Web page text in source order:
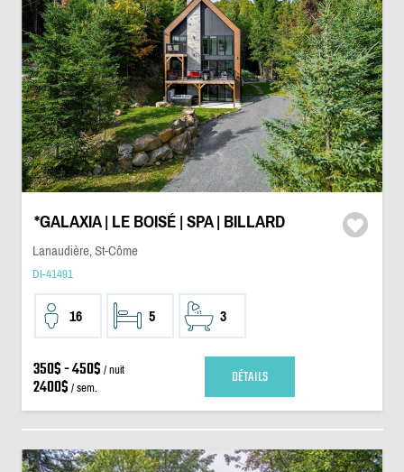
*GALAXIA | LE BOISÉ | SPA | BILLARD
Lanaudière, St-Côme
DI-41491
16 5 3
350$ - 450$ / nuit
2400$ / sem. DÉTAILS